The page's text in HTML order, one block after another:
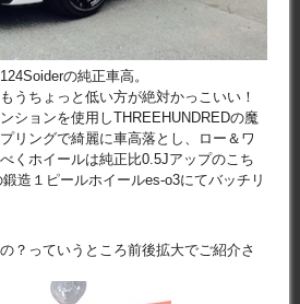
の純正車高。
うちょっと低い方が絶対かっこいい！
ションを使用しTHREEHUNDREDの魔
リングで綺麗に車高落とし、ロー＆ワ
くホイールは純正比0.5Jアップのこち
造１ピールホイールes-o3にてバッチリ
？っていうところ前後拡大でご紹介さ